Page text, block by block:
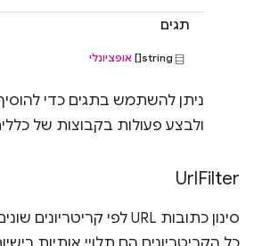
תגים
string[] אופציונלי
ניתן להשתמש בתגים כדי
ולבצע פעולות בקבוצות של
UrlFilter
סינון כתובות URL לפי קריטריונים שונים. ראו